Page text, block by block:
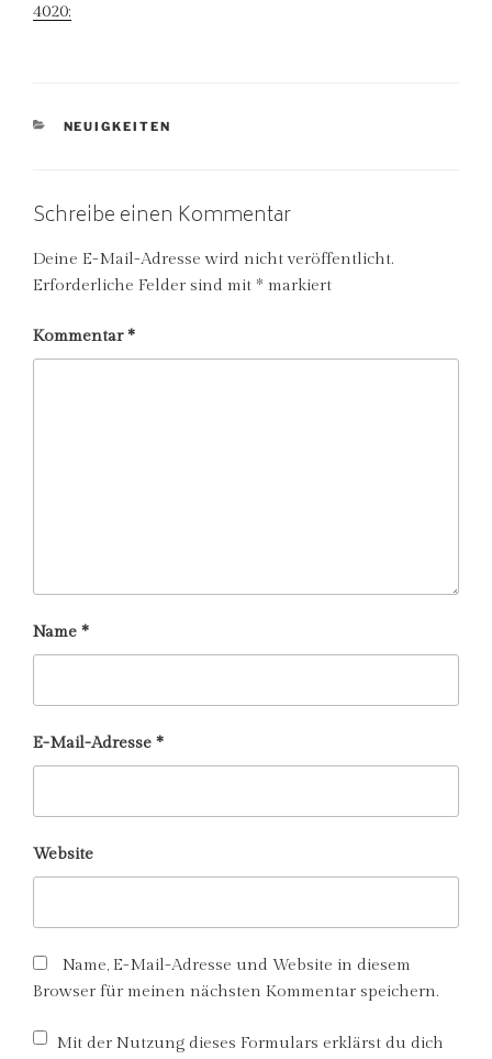
4020;
KATEGORIEN
NEUIGKEITEN
Schreibe einen Kommentar
Deine E-Mail-Adresse wird nicht veröffentlicht.
Erforderliche Felder sind mit * markiert
Kommentar*
Name *
E-Mail-Adresse *
Website
Name, E-Mail-Adresse und Website in diesem
Browser für meinen nächsten Kommentar speichern.
Mit der Nutzung dieses Formulars erklärst du dich